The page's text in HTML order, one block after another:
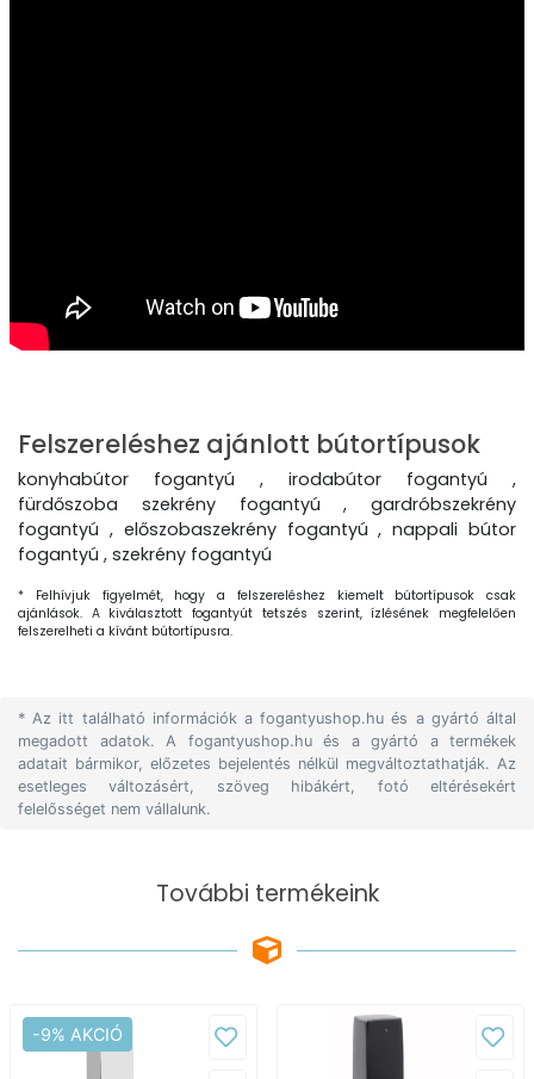
Felszereléshez ajánlott bútortípusok
konyhabútor fogantyú , irodabútor fogantyú ,
fürdőszoba szekrény fogantyú , gardróbszekrény
fogantyú , előszobaszekrény fogantyú , nappali bútor
fogantyú , szekrény fogantyú
* Felhívjuk figyelmét, hogy a felszereléshez kiemelt bútortípusok csak
ajánlások. A kiválasztott fogantyút tetszés szerint, ízlésének megfelelően
felszerelheti a kívánt bútortípusra.
* Az itt található információk a fogantyushop.hu és a gyártó által
megadott adatok. A fogantyushop.hu és a gyártó a termékek
adatait bármikor, előzetes bejelentés nélkül megváltoztathatják. Az
esetleges változásért, szöveg hibákért, fotó eltérésekért
felelősséget nem vállalunk.
További termékeink
-9% AKCIÓ